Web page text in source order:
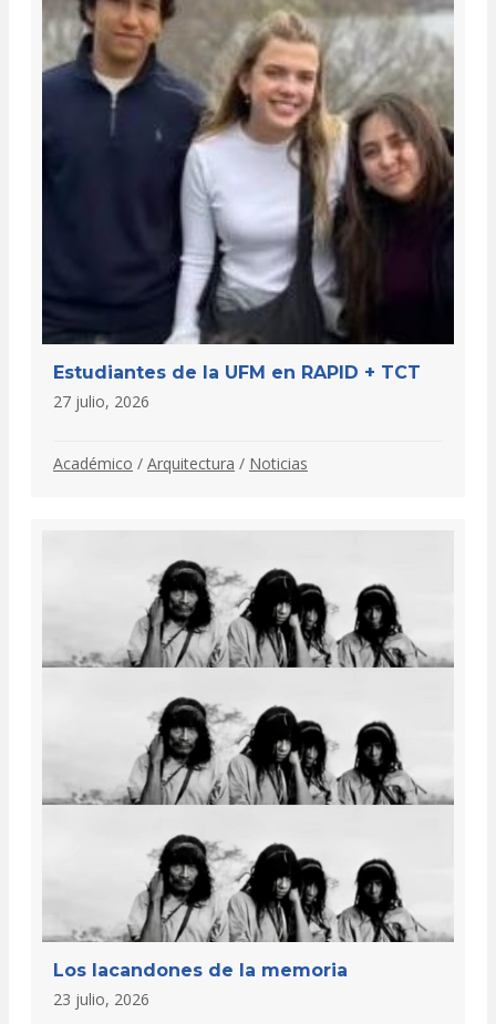
Estudiantes de la UFM en RAPID + TCT
27 julio, 2026
Académico / Arquitectura / Noticias
Los lacandones de la memoria
23 julio, 2026